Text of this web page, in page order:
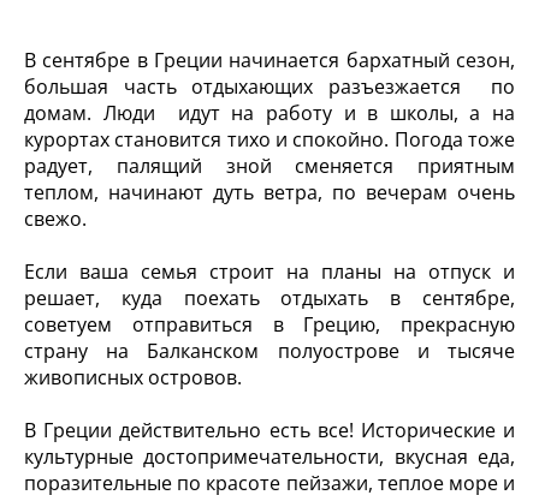
В сентябре в Греции начинается бархатный сезон,
большая часть отдыхающих разъезжается по
домам. Люди идут на работу и в школы, а на
курортах становится тихо и спокойно. Погода тоже
радует, палящий зной сменяется приятным
теплом, начинают дуть ветра, по вечерам очень
свежо.
Если ваша семья строит на планы на отпуск и
решает, куда поехать отдыхать в сентябре,
советуем отправиться в Грецию, прекрасную
страну на Балканском полуострове и тысяче
живописных островов.
В Греции действительно есть все! Исторические и
культурные достопримечательности, вкусная еда,
поразительные по красоте пейзажи, теплое море и